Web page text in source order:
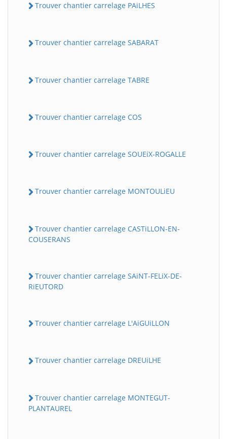
Trouver chantier carrelage PAiLHES
Trouver chantier carrelage SABARAT
Trouver chantier carrelage TABRE
Trouver chantier carrelage COS
Trouver chantier carrelage SOUEiX-ROGALLE
Trouver chantier carrelage MONTOULiEU
Trouver chantier carrelage CASTiLLON-EN-
COUSERANS
Trouver chantier carrelage SAiNT-FELiX-DE-
RiEUTORD
Trouver chantier carrelage L'AiGUiLLON
Trouver chantier carrelage DREUiLHE
Trouver chantier carrelage MONTEGUT-
PLANTAUREL